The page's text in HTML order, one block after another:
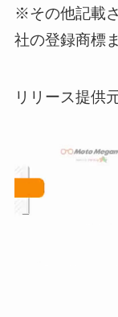
※その他記載
社の登録商標
リリース提供